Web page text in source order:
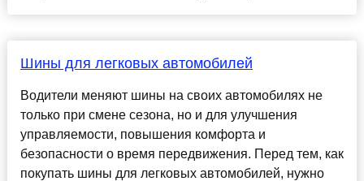
Шины для легковых автомобилей
Водители меняют шины на своих автомобилях не
только при смене сезона, но и для улучшения
управляемости, повышения комфорта и
безопасности о время передвижения. Перед тем, как
покупать шины для легковых автомобилей, нужно